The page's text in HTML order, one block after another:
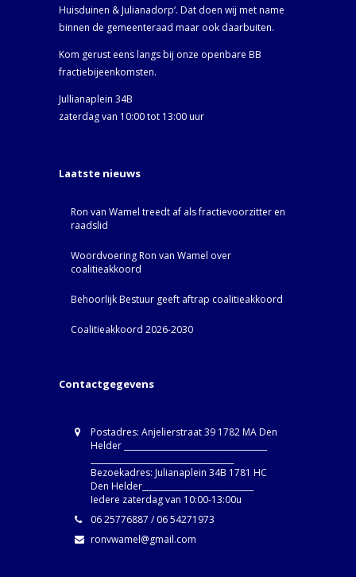
Huisduinen & Julianadorp‘. Dat doen wij met name
binnen de gemeenteraad maar ook daarbuiten.
Kom gerust eens langs bij onze openbare BB
fractiebijeenkomsten.
Jullianaplein 34B
zaterdag van 10:00 tot 13:00 uur
Laatste nieuws
Ron van Wamel treedt af als fractievoorzitter en
raadslid
Woordvoering Ron van Wamel over
coalitieakkoord
Behoorlijk Bestuur geeft aftrap coalitieakkoord
Coalitieakkoord 2026-2030
Contactgegevens
Postadres: Anjelierstraat 39 1782 MA Den
Helder ____________________________________
Bezoekadres: Julianaplein 34B 1781 HC
Den Helder____________________________
Iedere zaterdag van 10:00-13:00u
06 25776887 / 06 54271973
ronvwamel@gmail.com